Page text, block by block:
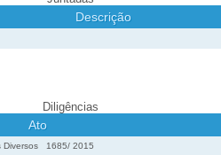
Descrição
Diligências
Ato
Diversos 1685/ 2015